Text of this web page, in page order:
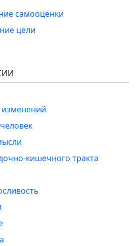
самооценки
цели
кишечного тракта